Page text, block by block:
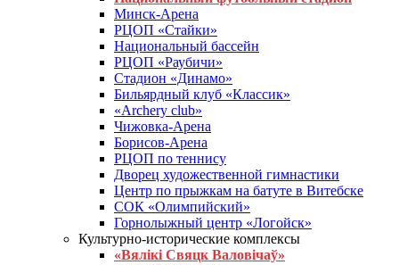
Минск-Арена
РЦОП «Стайки»
Национальный бассейн
РЦОП «Раубичи»
Стадион «Динамо»
Бильярдный клуб «Классик»
«Archery club»
Чижовка-Арена
Борисов-Арена
РЦОП по теннису
Дворец художественной гимнастики
Центр по прыжкам на батуте в Витебске
СОК «Олимпийский»
Горнолыжный центр «Логойск»
Культурно-исторические комплексы
«Вялікі Свяцк Валовічаў»